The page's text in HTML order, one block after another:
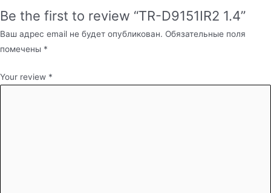
Be the first to review “TR-D9151IR2 1.4”
Ваш адрес email не будет опубликован. Обязательные поля
помечены *
Your review *